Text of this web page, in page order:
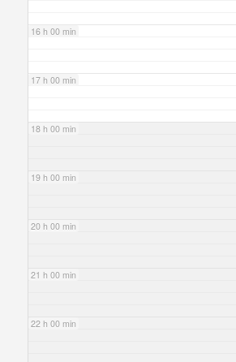
16 h 00 min
17 h 00 min
18 h 00 min
19 h 00 min
20 h 00 min
21 h 00 min
22 h 00 min